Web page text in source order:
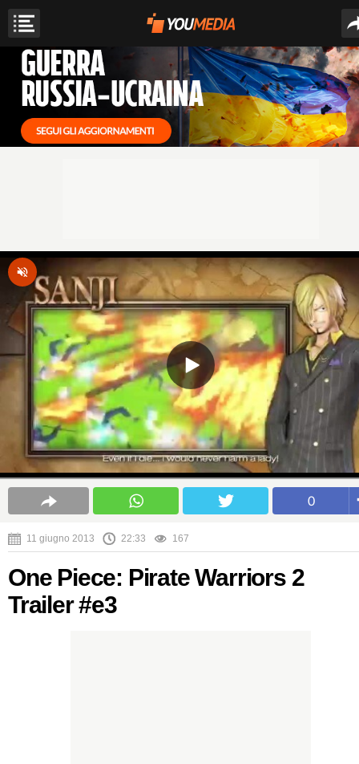
0
11 giugno 2013 22:33 167
One Piece: Pirate Warriors 2
Trailer #e3